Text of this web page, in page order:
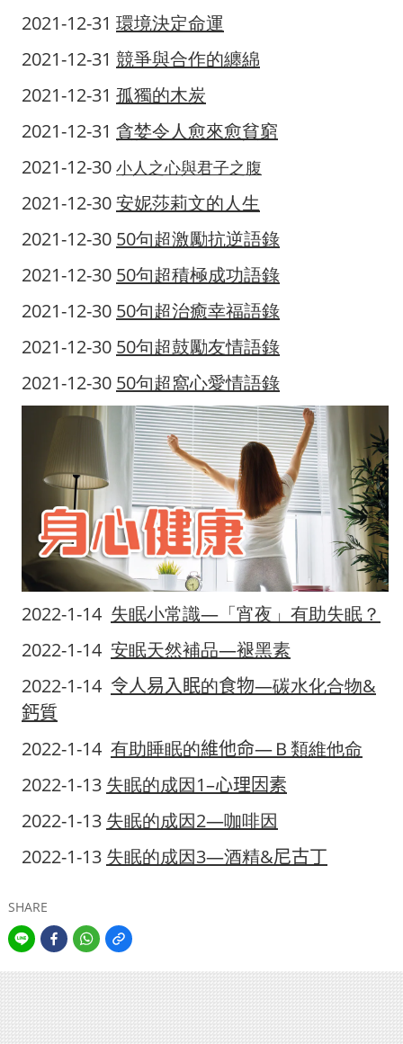
2021-12-31 環境決定命運
2021-12-31 競爭與合作的纏綿
2021-12-31 孤獨的木炭
2021-12-31 貪婪令人愈來愈貧窮
2021-12-30 小人之心與君子之腹
2021-12-30安妮莎莉文的人生
2021-12-30 50句超激勵抗逆語錄
2021-12-30 50句超積極成功語錄
2021-12-30 50句超治癒幸福語錄
2021-12-30 50句超鼓勵友情語錄
2021-12-30 50句超窩心愛情語錄
2022-1-14 失眠小常識— 「宵夜」有助失眠？
2022-1-14 安眠天然補品—褪黑素
2022-1-14 令人易入眠的食物—碳水化合物&
鈣質
2022-1-14 有助睡眠的維他命—Ｂ類維他命
2022-1-13 失眠的成因1–心理因素
2022-1-13 失眠的成因2—咖啡因
2022-1-13 失眠的成因3—酒精&尼古丁
SHARE